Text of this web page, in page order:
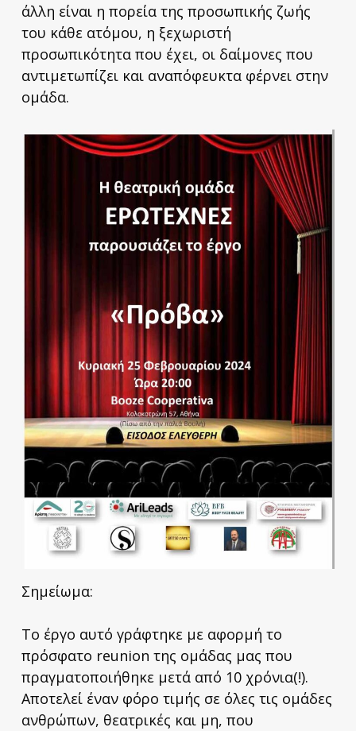
άλλη είναι η πορεία της προσωπικής ζωής
του κάθε ατόμου, η ξεχωριστή
προσωπικότητα που έχει, οι δαίμονες που
αντιμετωπίζει και αναπόφευκτα φέρνει στην
ομάδα.
Σημείωμα:
Το έργο αυτό γράφτηκε με αφορμή το
πρόσφατο reunion της ομάδας μας που
πραγματοποιήθηκε μετά από 10 χρόνια(!).
Αποτελεί έναν φόρο τιμής σε όλες τις ομάδες
ανθρώπων, θεατρικές και μη, που